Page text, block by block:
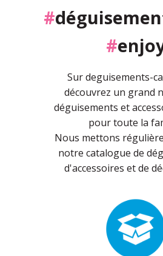
#
#
Sur deguisements-
découvrez un grand
déguisements et
pour toute la
Nous mettons
notre catalogue de
d'accessoires et de